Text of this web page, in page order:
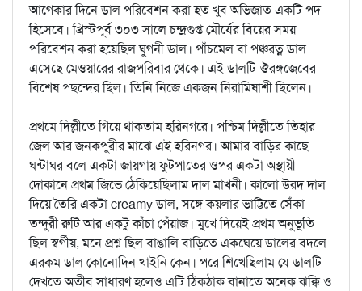
আগেকার দিনে ডাল পরিবেশন করা হত খুব অভিজাত একটি পদ
হিসেবে। খ্রিস্টপূর্ব ৩০৩ সালে চন্দ্রগুপ্ত মৌর্যের বিয়ের সময়
পরিবেশন করা হয়েছিল ঘুগনী ডাল। পাঁচমেল বা পঞ্চরত্ন ডাল
এসেছে মেওয়ারের রাজপরিবার থেকে। এই ডালটি ঔরঙ্গজেবের
বিশেষ পছন্দের ছিল। তিনি নিজে একজন নিরামিষাশী ছিলেন।
প্রথমে দিল্লীতে গিয়ে থাকতাম হরিনগরে। পশ্চিম দিল্লীতে তিহার
জেল আর জনকপুরীর মাঝে এই হরিনগর। আমার বাড়ির কাছে
ঘন্টাঘর বলে একটা জায়গায় ফুটপাতের ওপর একটা অস্থায়ী
দোকানে প্রথম জিভে ঠেকিয়েছিলাম দাল মাখনী। কালো উরদ দাল
দিয়ে তৈরি একটা creamy ডাল, সঙ্গে কয়লার ভাট্টিতে সেঁকা
তন্দুরী রুটি আর একটু কাঁচা পেঁয়াজ। মুখে দিয়েই প্রথম অনুভূতি
ছিল স্বর্গীয়, মনে প্রশ্ন ছিল বাঙালি বাড়িতে একঘেয়ে ডালের বদলে
এরকম ডাল কোনোদিন খাইনি কেন। পরে শিখেছিলাম যে ডালটি
দেখতে অতীব সাধারণ হলেও এটি ঠিকঠাক বানাতে অনেক ঝক্কি ও